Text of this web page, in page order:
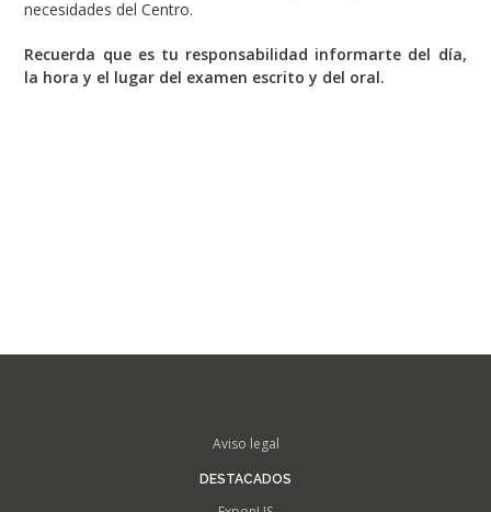
necesidades del Centro.
Recuerda que es tu responsabilidad informarte del día,
la hora y el lugar del examen escrito y del oral.
Aviso legal
DESTACADOS